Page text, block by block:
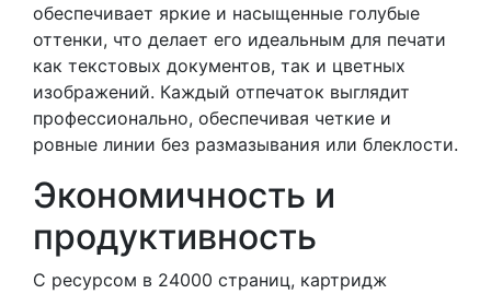
обеспечивает яркие и насыщенные голубые
оттенки, что делает его идеальным для печати
как текстовых документов, так и цветных
изображений. Каждый отпечаток выглядит
профессионально, обеспечивая четкие и
ровные линии без размазывания или блеклости.
Экономичность и
продуктивность
С ресурсом в 24000 страниц, картридж